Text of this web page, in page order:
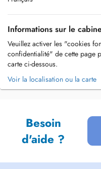
Informations sur le
Veuillez activer les "cookies
confidentialité" de cette page
carte ci-dessous.
Voir la localisation ou la carte
Besoin
d'aide ?